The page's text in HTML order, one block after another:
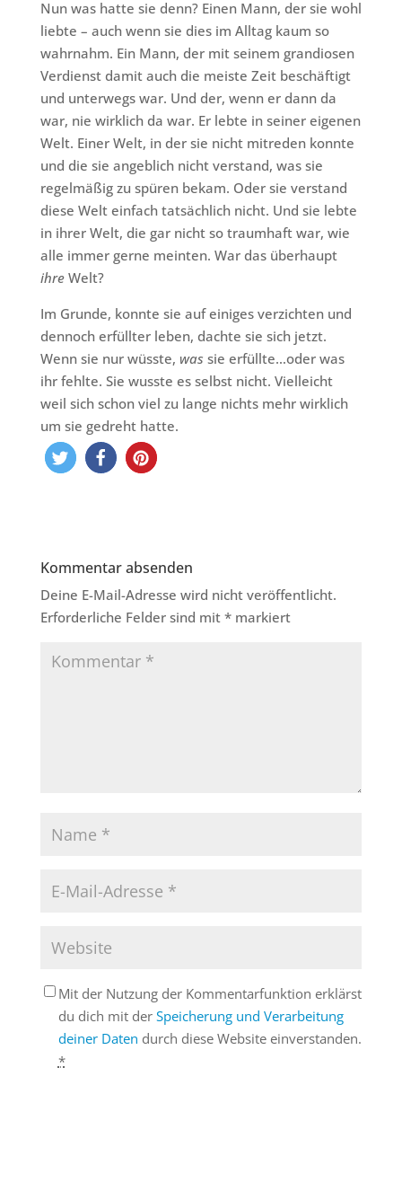
Nun was hatte sie denn? Einen Mann, der sie wohl
liebte – auch wenn sie dies im Alltag kaum so
wahrnahm. Ein Mann, der mit seinem grandiosen
Verdienst damit auch die meiste Zeit beschäftigt
und unterwegs war. Und der, wenn er dann da
war, nie wirklich da war. Er lebte in seiner eigenen
Welt. Einer Welt, in der sie nicht mitreden konnte
und die sie angeblich nicht verstand, was sie
regelmäßig zu spüren bekam. Oder sie verstand
diese Welt einfach tatsächlich nicht. Und sie lebte
in ihrer Welt, die gar nicht so traumhaft war, wie
alle immer gerne meinten. War das überhaupt
ihreWelt?
Im Grunde, konnte sie auf einiges verzichten und
dennoch erfüllter leben, dachte sie sich jetzt.
Wenn sie nur wüsste, was sie erfüllte…oder was
ihr fehlte. Sie wusste es selbst nicht. Vielleicht
weil sich schon viel zu lange nichts mehr wirklich
um sie gedreht hatte.
Kommentar absenden
Deine E-Mail-Adresse wird nicht veröffentlicht.
Erforderliche Felder sind mit *markiert
Mit der Nutzung der Kommentarfunktion erklärst
du dich mit der Speicherung und Verarbeitung
deiner Daten durch diese Website einverstanden.
*